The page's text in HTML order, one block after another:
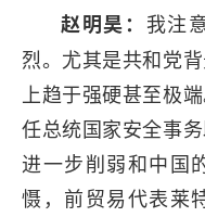
赵明昊： 我注
烈。尤其是共和党
上趋于强硬甚至极
任总统国家安全事
进一步削弱和中国
慑，前贸易代表莱